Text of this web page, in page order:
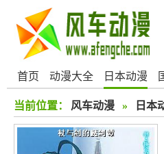
首页 动漫大全 日本动漫
当前位置： 风车动漫 » 日本